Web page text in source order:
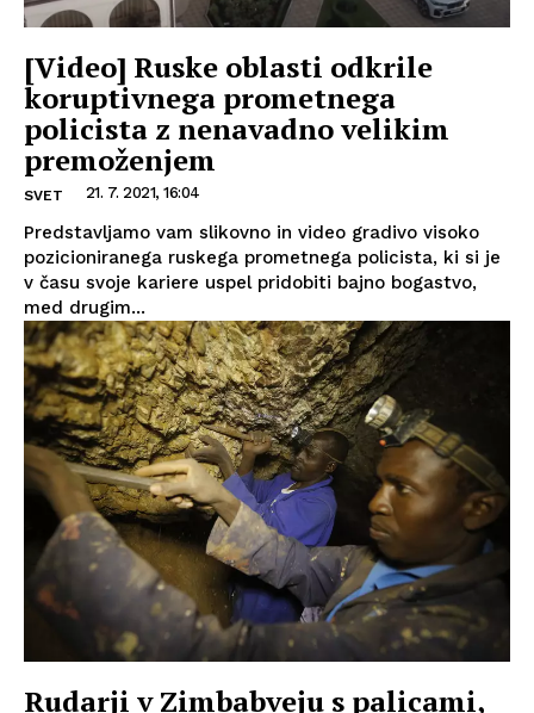
[Video] Ruske oblasti odkrile
koruptivnega prometnega
policista z nenavadno velikim
premoženjem
SVET 21. 7. 2021, 16:04
Predstavljamo vam slikovno in video gradivo visoko
pozicioniranega ruskega prometnega policista, ki si je
v času svoje kariere uspel pridobiti bajno bogastvo,
med drugim...
Rudarji v Zimbabveju s palicami,